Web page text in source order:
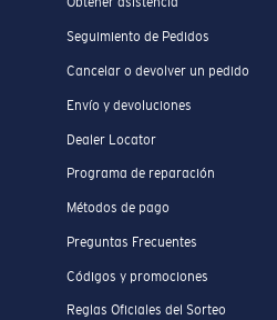
Seguimiento de Pedidos
Cancelar o devolver un pedido
Envío y devoluciones
Dealer Locator
Programa de reparación
Métodos de pago
Preguntas Frecuentes
Códigos y promociones
Reglas Oficiales del Sorteo